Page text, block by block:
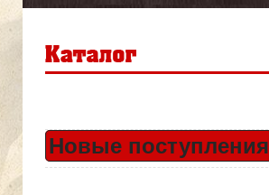
Новые поступления